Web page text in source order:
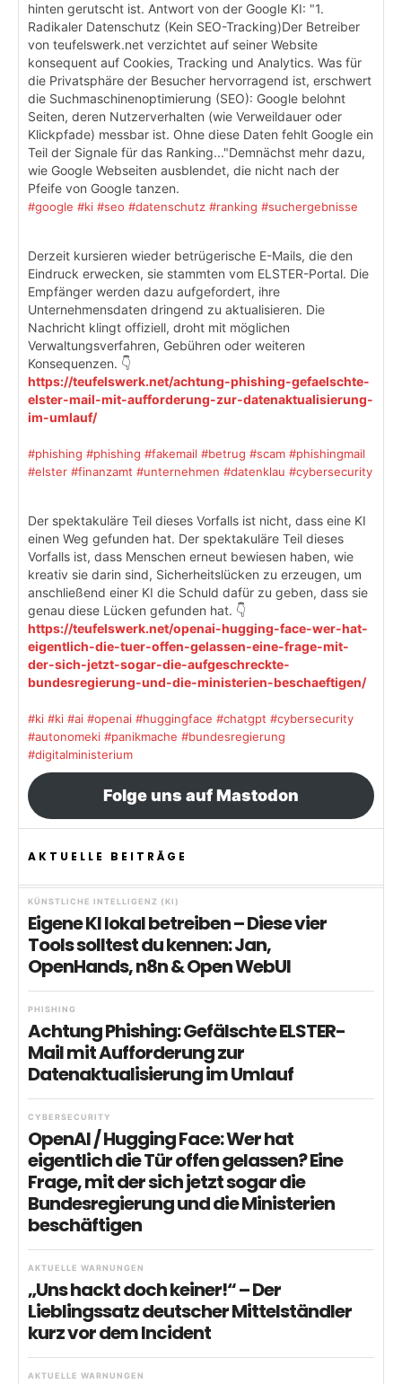
hinten gerutscht ist. Antwort von der Google KI: "1.
Radikaler Datenschutz (Kein SEO-Tracking)Der Betreiber
von teufelswerk.net verzichtet auf seiner Website
konsequent auf Cookies, Tracking und Analytics. Was für
die Privatsphäre der Besucher hervorragend ist, erschwert
die Suchmaschinenoptimierung (SEO): Google belohnt
Seiten, deren Nutzerverhalten (wie Verweildauer oder
Klickpfade) messbar ist. Ohne diese Daten fehlt Google ein
Teil der Signale für das Ranking..."Demnächst mehr dazu,
wie Google Webseiten ausblendet, die nicht nach der
Pfeife von Google tanzen.
#google #ki #seo #datenschutz #ranking #suchergebnisse
Derzeit kursieren wieder betrügerische E-Mails, die den
Eindruck erwecken, sie stammten vom ELSTER-Portal. Die
Empfänger werden dazu aufgefordert, ihre
Unternehmensdaten dringend zu aktualisieren. Die
Nachricht klingt offiziell, droht mit möglichen
Verwaltungsverfahren, Gebühren oder weiteren
Konsequenzen. 👇
https://teufelswerk.net/achtung-phishing-gefaelschte-
elster-mail-mit-aufforderung-zur-datenaktualisierung-
im-umlauf/
#phishing #phishing #fakemail #betrug #scam #phishingmail
#elster #finanzamt #unternehmen #datenklau #cybersecurity
Der spektakuläre Teil dieses Vorfalls ist nicht, dass eine KI
einen Weg gefunden hat. Der spektakuläre Teil dieses
Vorfalls ist, dass Menschen erneut bewiesen haben, wie
kreativ sie darin sind, Sicherheitslücken zu erzeugen, um
anschließend einer KI die Schuld dafür zu geben, dass sie
genau diese Lücken gefunden hat. 👇
https://teufelswerk.net/openai-hugging-face-wer-hat-
eigentlich-die-tuer-offen-gelassen-eine-frage-mit-
der-sich-jetzt-sogar-die-aufgeschreckte-
bundesregierung-und-die-ministerien-beschaeftigen/
#ki #ki #ai #openai #huggingface #chatgpt #cybersecurity
#autonomeki #panikmache #bundesregierung
#digitalministerium
Folge uns auf Mastodon
AKTUELLE BEITRÄGE
KÜNSTLICHE INTELLIGENZ (KI)
Eigene KI lokal betreiben – Diese vier
Tools solltest du kennen: Jan,
OpenHands, n8n & Open WebUI
PHISHING
Achtung Phishing: Gefälschte ELSTER-
Mail mit Aufforderung zur
Datenaktualisierung im Umlauf
CYBERSECURITY
OpenAI / Hugging Face: Wer hat
eigentlich die Tür offen gelassen? Eine
Frage, mit der sich jetzt sogar die
Bundesregierung und die Ministerien
beschäftigen
AKTUELLE WARNUNGEN
„Uns hackt doch keiner!“ – Der
Lieblingssatz deutscher Mittelständler
kurz vor dem Incident
AKTUELLE WARNUNGEN